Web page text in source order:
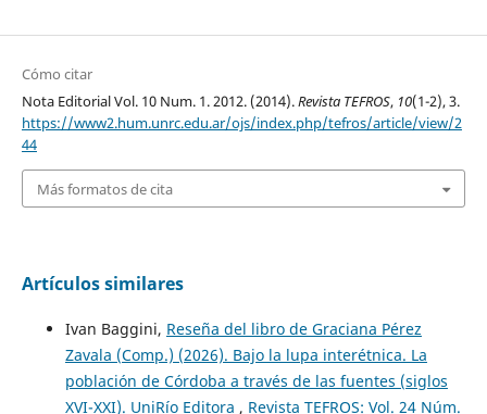
Cómo citar
Nota Editorial Vol. 10 Num. 1. 2012. (2014).Revista TEFROS, 10(1-2), 3.
https://www2.hum.unrc.edu.ar/ojs/index.php/tefros/article/view/2
44
Más formatos de cita
Artículos similares
Ivan Baggini, Reseña del libro de Graciana Pérez
Zavala (Comp.) (2026). Bajo la lupa interétnica. La
población de Córdoba a través de las fuentes (siglos
XVI-XXI). UniRío Editora , Revista TEFROS: Vol. 24 Núm.